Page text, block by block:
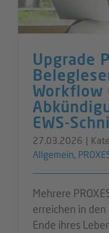
Upgrade
Workflow
EWS-
27.03.2026 |
Allgemein,
Mehrere
erreichen in den
Ende ihres